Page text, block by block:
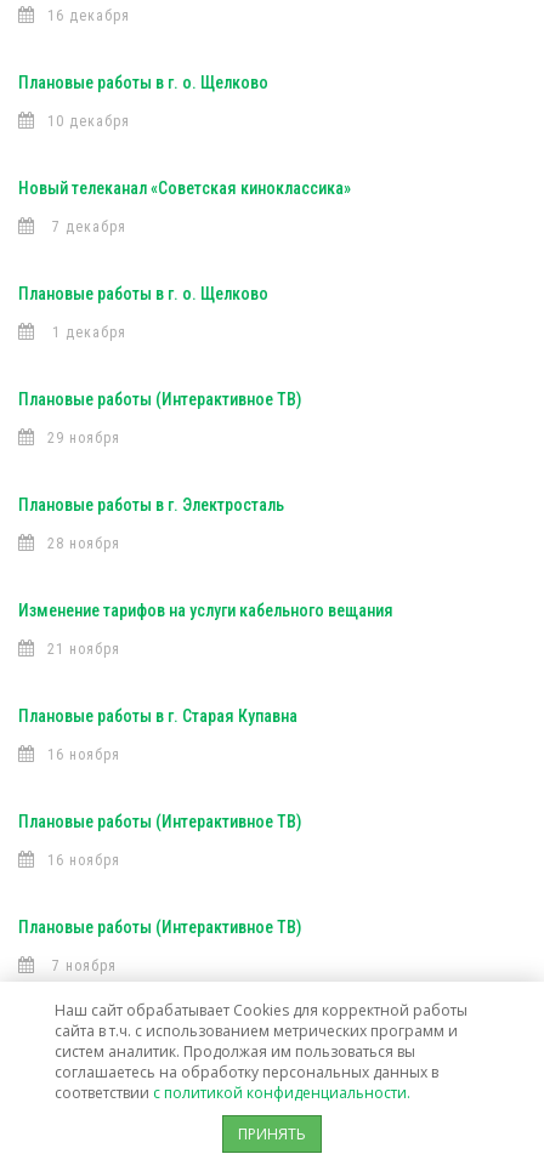
16 декабря
Плановые работы в г. о. Щелково
10 декабря
Новый телеканал «Советская киноклассика»
7 декабря
Плановые работы в г. о. Щелково
1 декабря
Плановые работы (Интерактивное ТВ)
29 ноября
Плановые работы в г. Электросталь
28 ноября
Изменение тарифов на услуги кабельного вещания
21 ноября
Плановые работы в г. Старая Купавна
16 ноября
Плановые работы (Интерактивное ТВ)
16 ноября
Плановые работы (Интерактивное ТВ)
7 ноября
Открыта техническая возможность подключения услуг связи в г. о.
Лосино-Петровский
Наш сайт обрабатывает Cookies для корректной работы
сайта в т.ч. с использованием метрических программ и
систем аналитик. Продолжая им пользоваться вы
соглашаетесь на обработку персональных данных в
соответствии с политикой конфиденциальности.
ПРИНЯТЬ